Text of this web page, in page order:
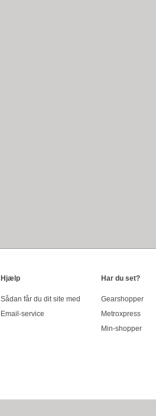
Hjælp
Sådan får du dit site med
Email-service
Har du set?
Gearshopper
Metroxpress
Min-shopper